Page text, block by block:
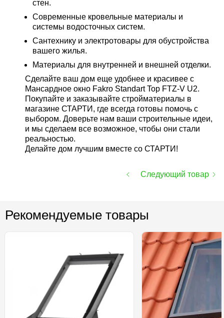
стен.
Современные кровельные материалы и
системы водосточных систем.
Сантехнику и электротовары для обустройства
вашего жилья.
Материалы для внутренней и внешней отделки.
Сделайте ваш дом еще удобнее и красивее с
Мансардное окно Fakro Standart Top FTZ-V U2.
Покупайте и заказывайте стройматериалы в
магазине СТАРТИ, где всегда готовы помочь с
выбором. Доверьте нам ваши строительные идеи,
и мы сделаем все возможное, чтобы они стали
реальностью.
Делайте дом лучшим вместе со СТАРТИ!
Следующий товар
Рекомендуемые товары